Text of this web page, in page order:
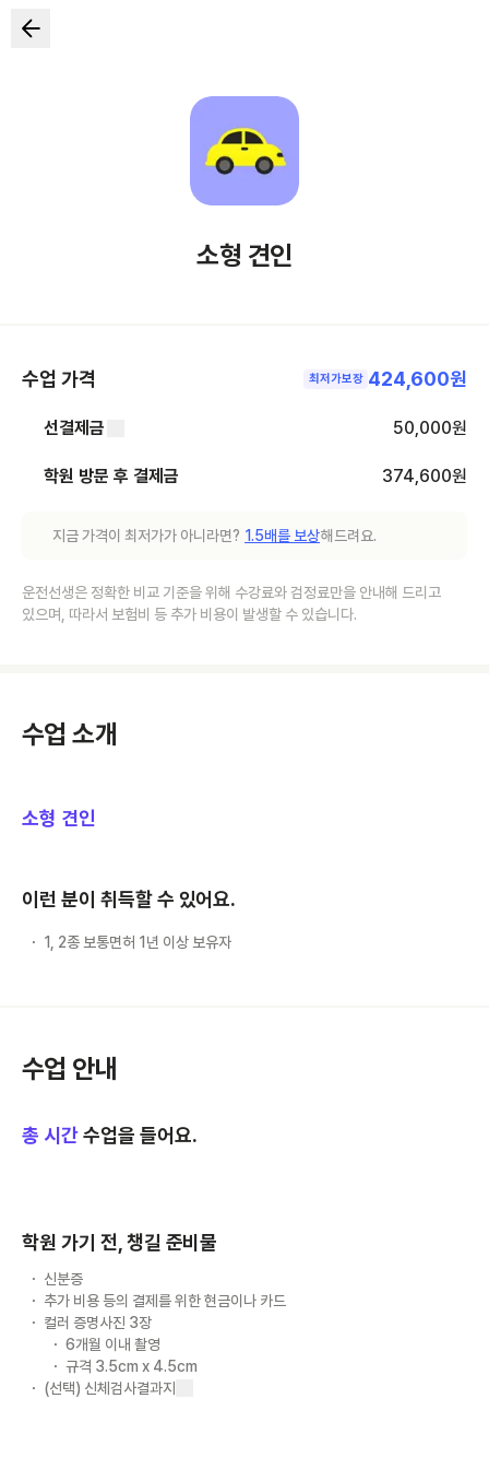
소형 견인
수업 가격 최저가보장 424,600원
선결제금 50,000원
학원 방문 후 결제금 374,600원
지금 가격이 최저가가 아니라면? 1.5배를 보상해드려요.
운전선생은 정확한 비교 기준을 위해 수강료와 검정료만을 안내해 드리고
있으며, 따라서 보험비 등 추가 비용이 발생할 수 있습니다.
수업 소개
소형 견인
이런 분이 취득할 수 있어요.
1, 2종 보통면허 1년 이상 보유자
수업 안내
총 시간수업을 들어요.
학원 가기 전, 챙길 준비물
신분증
추가 비용 등의 결제를 위한 현금이나 카드
컬러 증명사진 3장
6개월 이내 촬영
규격 3.5cm x 4.5cm
(선택) 신체검사결과지